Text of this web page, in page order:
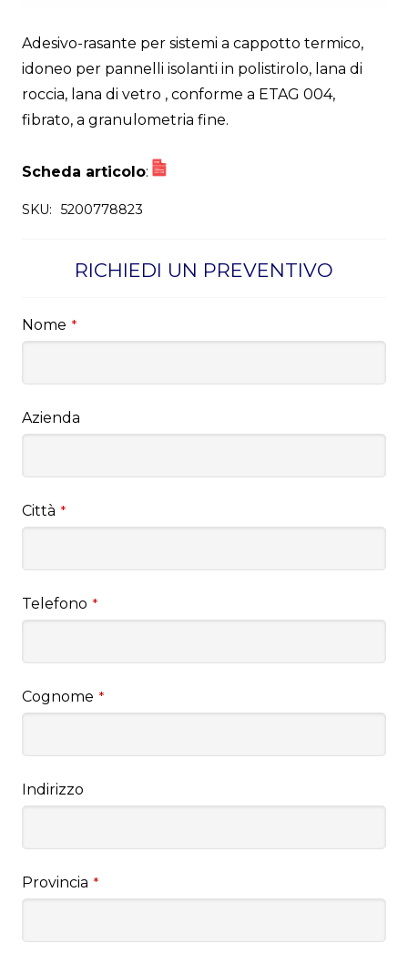
Adesivo-rasante per sistemi a cappotto termico,
idoneo per pannelli isolanti in polistirolo, lana di
roccia, lana di vetro , conforme a ETAG 004,
fibrato, a granulometria fine.
Scheda articolo:
SKU: 5200778823
RICHIEDI UN PREVENTIVO
Nome *
Azienda
Città *
Telefono *
Cognome *
Indirizzo
Provincia *